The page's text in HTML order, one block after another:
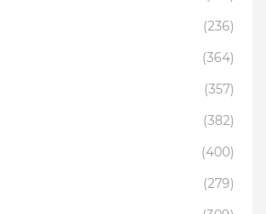
(236)
(364)
(357)
(382)
(400)
(279)